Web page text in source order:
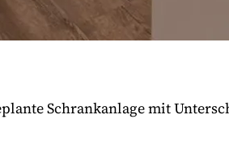
Schrankanlage mit